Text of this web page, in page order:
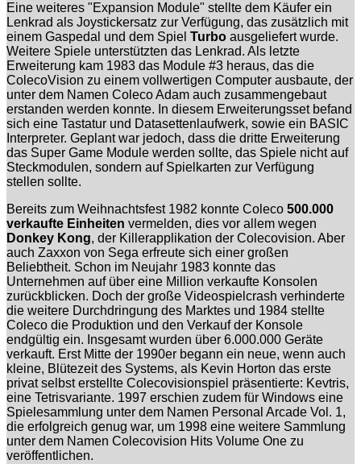
Eine weiteres "Expansion Module" stellte dem Käufer ein
Lenkrad als Joystickersatz zur Verfügung, das zusätzlich mit
einem Gaspedal und dem Spiel Turbo ausgeliefert wurde.
Weitere Spiele unterstützten das Lenkrad. Als letzte
Erweiterung kam 1983 das Module #3 heraus, das die
ColecoVision zu einem vollwertigen Computer ausbaute, der
unter dem Namen Coleco Adam auch zusammengebaut
erstanden werden konnte. In diesem Erweiterungsset befand
sich eine Tastatur und Datasettenlaufwerk, sowie ein BASIC
Interpreter. Geplant war jedoch, dass die dritte Erweiterung
das Super Game Module werden sollte, das Spiele nicht auf
Steckmodulen, sondern auf Spielkarten zur Verfügung
stellen sollte.
Bereits zum Weihnachtsfest 1982 konnte Coleco 500.000
verkaufte Einheiten vermelden, dies vor allem wegen
Donkey Kong, der Killerapplikation der Colecovision. Aber
auch Zaxxon von Sega erfreute sich einer großen
Beliebtheit. Schon im Neujahr 1983 konnte das
Unternehmen auf über eine Million verkaufte Konsolen
zurückblicken. Doch der große Videospielcrash verhinderte
die weitere Durchdringung des Marktes und 1984 stellte
Coleco die Produktion und den Verkauf der Konsole
endgültig ein. Insgesamt wurden über 6.000.000 Geräte
verkauft. Erst Mitte der 1990er begann ein neue, wenn auch
kleine, Blütezeit des Systems, als Kevin Horton das erste
privat selbst erstellte Colecovisionspiel präsentierte: Kevtris,
eine Tetrisvariante. 1997 erschien zudem für Windows eine
Spielesammlung unter dem Namen Personal Arcade Vol. 1,
die erfolgreich genug war, um 1998 eine weitere Sammlung
unter dem Namen Colecovision Hits Volume One zu
veröffentlichen.